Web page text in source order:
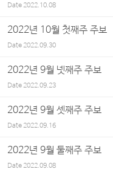
Date2022.10.08
2022년 10월 첫째주 주보
Date2022.09.30
2022년 9월 넷째주 주보
Date2022.09.23
2022년 9월 셋째주 주보
Date2022.09.16
2022년 9월 둘째주 주보
Date2022.09.08